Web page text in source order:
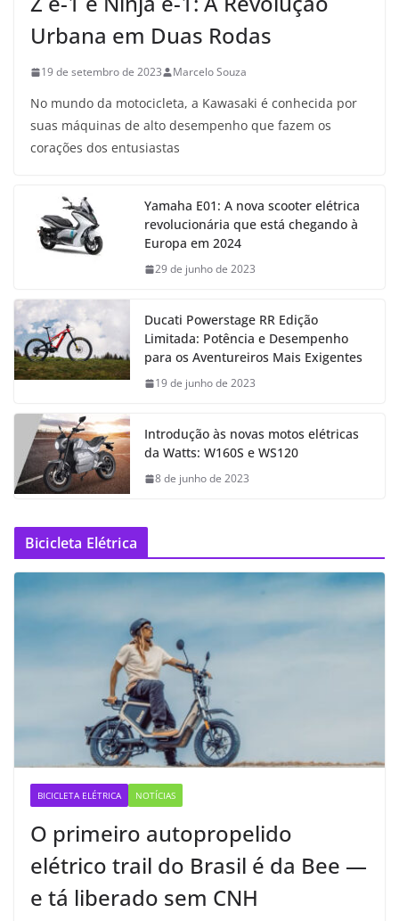
Urbana em Duas Rodas
19 de setembro de 2023 Marcelo Souza
No mundo da motocicleta, a Kawasaki é conhecida por
suas máquinas de alto desempenho que fazem os
corações dos entusiastas
Yamaha E01: A nova scooter elétrica
revolucionária que está chegando à
Europa em 2024
29 de junho de 2023
Ducati Powerstage RR Edição
Limitada: Potência e Desempenho
para os Aventureiros Mais Exigentes
19 de junho de 2023
Introdução às novas motos elétricas
da Watts: W160S e WS120
8 de junho de 2023
Bicicleta Elétrica
BICICLETA ELÉTRICA NOTÍCIAS
O primeiro autopropelido
elétrico trail do Brasil é da Bee —
e tá liberado sem CNH